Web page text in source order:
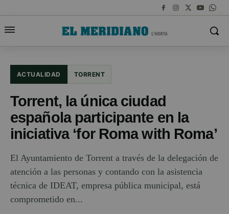
ACTUALIDAD TORRENT
Torrent, la única ciudad
española participante en la
iniciativa ‘for Roma with Roma’
El Ayuntamiento de Torrent a través de la delegación de
atención a las personas y contando con la asistencia
técnica de IDEAT, empresa pública municipal, está
comprometido en...